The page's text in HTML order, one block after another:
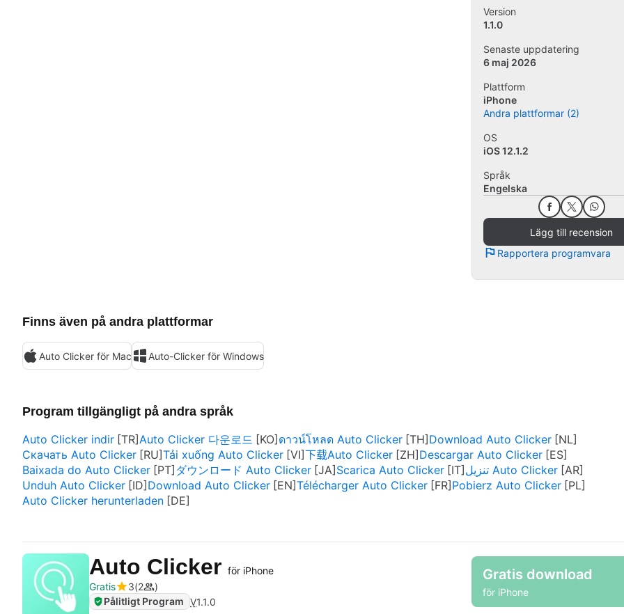
Version
1.1.0
Senaste uppdatering
6 maj 2026
Plattform
iPhone
Andra plattformar (2)
OS
iOS 12.1.2
Språk
Engelska
Lägg till recension
Rapportera programvara
Finns även på andra plattformar
Auto Clicker för Mac Auto-Clicker för Windows
Program tillgängligt på andra språk
Auto Clicker indir
Auto Clicker 다운로드 ดาวน์โหลด Auto Clicker
Download Auto Clicker
Скачать Auto Clicker
Tải xuống Auto Clicker 下载Auto Clicker
Descargar Auto Clicker
Baixada do Auto Clicker
ダウンロード Auto Clicker Scarica Auto Clicker
تنزيل Auto Clicker
Unduh Auto Clicker
Download Auto Clicker Télécharger Auto Clicker
Pobierz Auto Clicker
Auto Clicker herunterladen
Auto Clicker för iPhone
Gratis
3 2
Pålitligt Program V1.1.0
Gratis download
för iPhone